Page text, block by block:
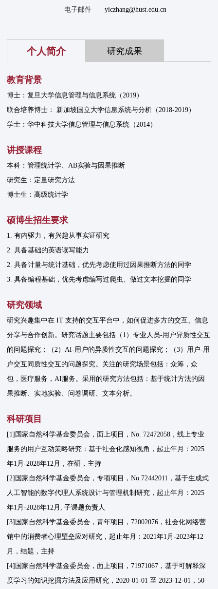
电子邮件 yiczhang@hust.edu.cn
个人简介 研究成果
教育背景
博士：复旦大学信息管理与信息系统（2019）
联合培养博士： 新加坡国立大学信息系统与分析（2018-2019）
学士：华中科技大学信息管理与信息系统（2014）
讲授课程
本科：管理统计学、AB实验与因果推断
研究生：定量研究方法
博士生：高级统计学
硕博生招生要求
1. 有内驱力，有兴趣从事实证研究
2. 具备基础的英语读写能力
2. 具备计量与统计基础，优先考虑使用过因果推断方法的同学
3. 具备编程基础，优先考虑编写过爬虫、做过文本挖掘的同学
研究领域
研究兴趣集中在 IT 支持的交互平台中，如何促进多方的交互、信息
分享与合作创新。研究话题主要包括（1）专业人员-用户异质性交互
的问题探究；（2）AI-用户的异质性交互的问题探究；（3）用户-用
户交互同质性交互的问题探究。关注的研究场景包括：众筹，众
包，医疗服务，AI服务。采用的研究方法包括：基于统计方法的因
果推断、实地实验、问卷调研、文本分析。
科研项目
[1]国家自然科学基金委员会，面上项目，No. 72472058，线上专业
服务的用户互动策略研究：基于社会化感知视角，起止年月：2025
年1月-2028年12月，在研，主持
[2]国家自然科学基金委员会，专项项目，No.72442011，基于生成式
人工智能的数字代理人系统设计与管理机制研究，起止年月：2025
年1月-2028年12月, 子课题负责人
[3]国家自然科学基金委员会，青年项目，72002076，社会化网络营
销中的消费者心理壁垒应对研究，起止年月：2021年1月-2023年12
月，结题，主持
[4]国家自然科学基金委员会，面上项目，71971067，基于可解释深
度学习的知识挖掘方法及应用研究，2020-01-01 至 2023-12-01，50